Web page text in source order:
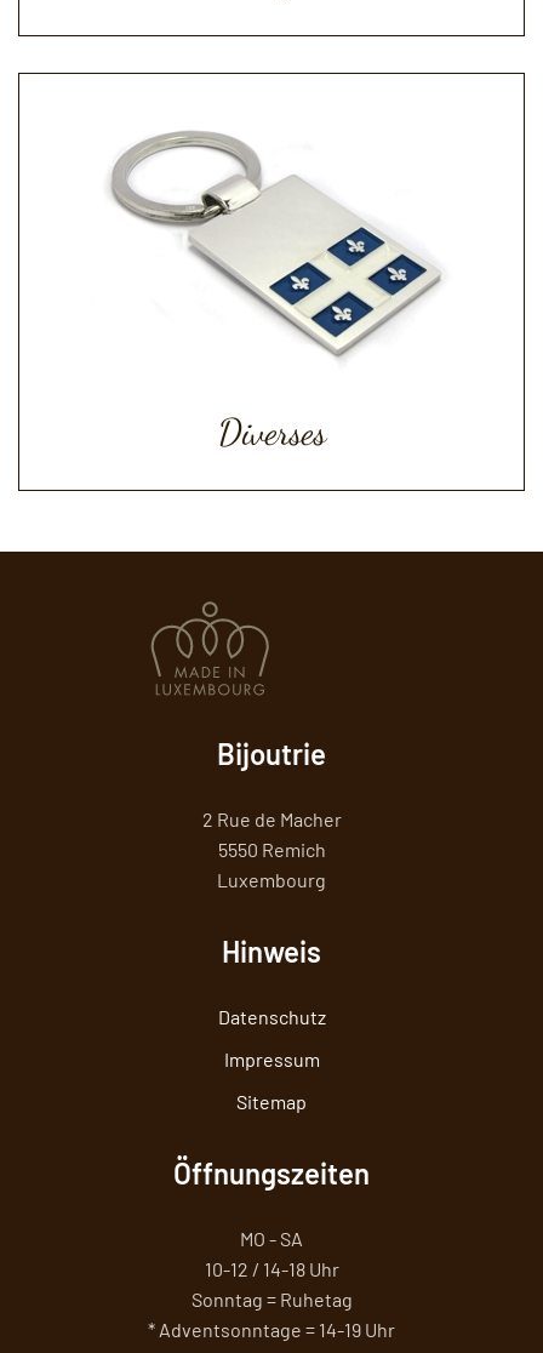
Diverses
Hinweis
Datenschutz
Impressum
Sitemap
Bijoutrie
2 Rue de Macher
5550 Remich
Luxembourg
Öffnungszeiten
MO - SA
10-12 / 14-18 Uhr
Sonntag = Ruhetag
* Adventsonntage = 14-19 Uhr